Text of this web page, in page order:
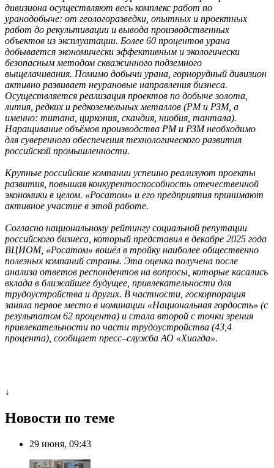
дивизиона осуществляют весь комплекс работ по
уранодобыче: от геологоразведки, опытных и проектных
работ до рекультивации и вывода производственных
объектов из эксплуатации. Более 60 процентов урана
добывается экономически эффективным и экологически
безопасным методом скважинного подземного
выщелачивания. Помимо добычи урана, горнорудный дивизион
активно развивает неурановые направления бизнеса.
Осуществляется реализация проектов по добыче золота,
лития, редких и редкоземельных металлов (РМ и РЗМ, а
именно: титана, циркония, скандия, ниобия, тантала).
Наращивание объёмов производства РМ и РЗМ необходимо
для суверенного обеспечения технологического развития
российской промышленности.
Крупные российские компании успешно реализуют проекты
развития, повышая конкурентоспособность отечественной
экономики в целом. «Росатом» и его предприятия принимают
активное участие в этой работе.
Согласно национальному рейтингу социальной репутации
российского бизнеса, который представил в декабре 2025 года
ВЦИОМ, «Росатом» вошёл в тройку наиболее общественно
полезных компаний страны. Эта оценка получена после
анализа ответов респондентов на вопросы, которые касались
вклада в ближайшее будущее, привлекательности для
трудоустройства и других. В частности, госкорпорация
заняла первое место в номинации «Национальная гордость» (с
результатом 62 процента) и стала второй с точки зрения
привлекательности по части трудоустройства (43,4
процента), сообщает пресс–служба АО «Хиагда».
↓
Новости по теме
29 июня, 09:43